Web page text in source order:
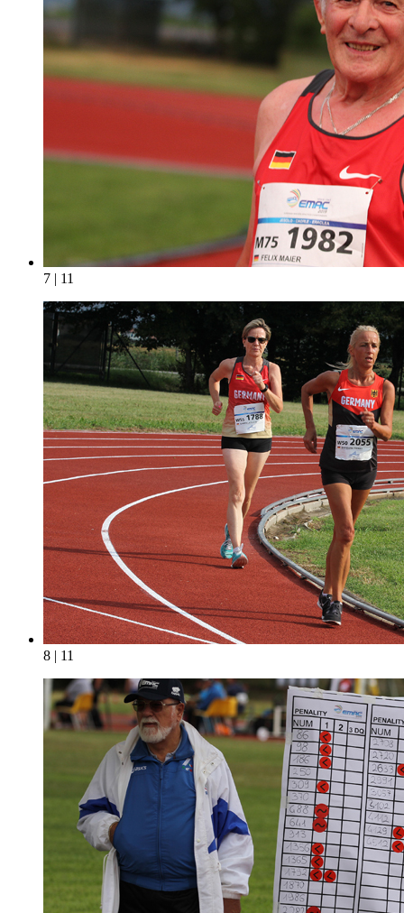
7 | 11
8 | 11